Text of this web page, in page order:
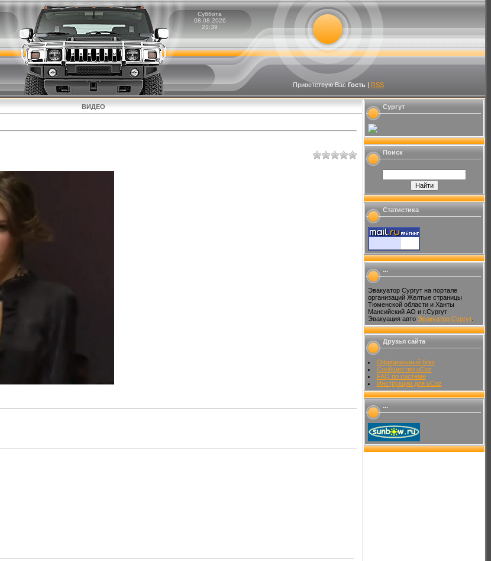
Суббота
08.08.2026
21:39
Приветствую Вас Гость| RSS
ВИДЕО Сургут
Поиск
Статистика
...
Эвакуатор Сургут на портале
организаций Желтые страницы
Тюменской области и Ханты
Мансийский АО и г.Сургут
Эвакуация авто Эвакуатор Сургут.
Друзья сайта
Официальный блог
Сообщество uCoz
FAQ по системе
Инструкции для uCoz
...